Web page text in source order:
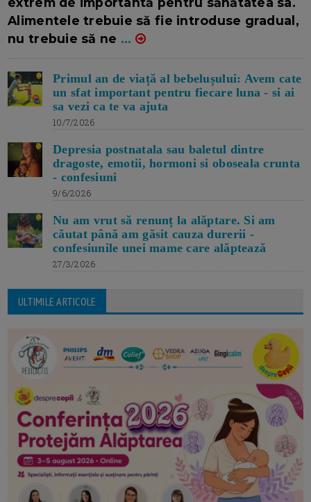
Alimentele trebuie să fie introduse gradual,
nu trebuie să ne ...
Primul an de viață al bebelușului: Avem cate
un sfat important pentru fiecare luna - si ai
sa vezi ca te va ajuta
10/7/2026
Depresia postnatala sau baletul dintre
dragoste, emotii, hormoni si oboseala crunta
- confesiuni
9/6/2026
Nu am vrut să renunț la alăptare. Si am
căutat până am găsit cauza durerii -
confesiunile unei mame care alăptează
27/3/2026
ULTIMILE ARTICOLE